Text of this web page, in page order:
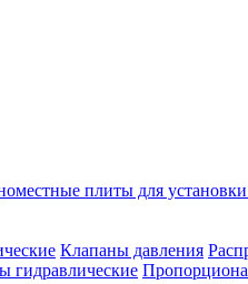
плиты для
Клапаны давления
гидравлические